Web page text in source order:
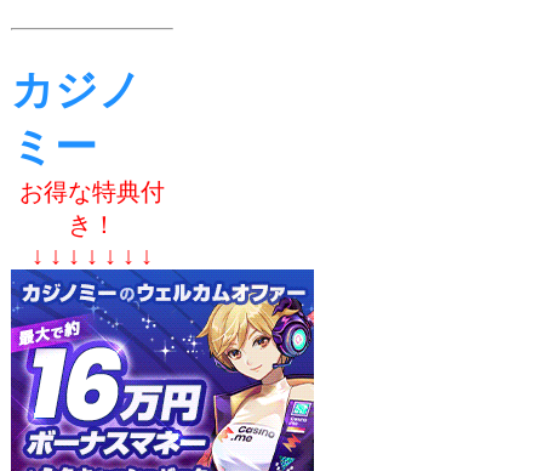
カジノ
ミー
お得な特典付
き！
↓ ↓ ↓ ↓ ↓ ↓ ↓